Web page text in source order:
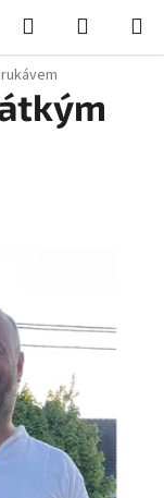
Hledat
KOŠÍK